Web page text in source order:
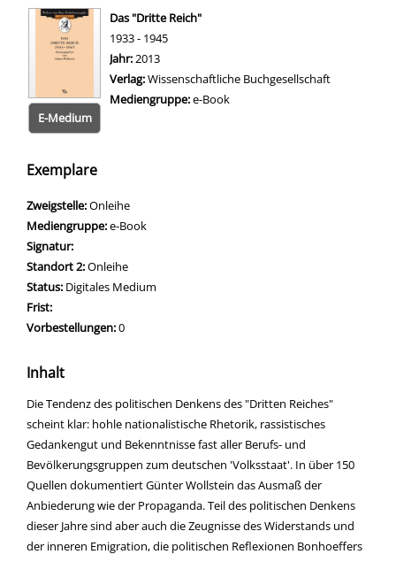
wird in neuem Tab geöffnet
E-Medium
Das "Dritte Reich"
1933 - 1945
Suche nach diesem Verfasser
Jahr: 2013
Verlag:Wissenschaftliche Buchgesellschaft
Mediengruppe:e-Book
Exemplare
Zweigstelle:Onleihe
Mediengruppe:e-Book
Signatur:
Standort 2:Onleihe
Status: Digitales Medium
Frist:
Vorbestellungen:0
Inhalt
Die Tendenz des politischen Denkens des "Dritten Reiches"
scheint klar: hohle nationalistische Rhetorik, rassistisches
Gedankengut und Bekenntnisse fast aller Berufs- und
Bevölkerungsgruppen zum deutschen 'Volksstaat'. In über 150
Quellen dokumentiert Günter Wollstein das Ausmaß der
Anbiederung wie der Propaganda. Teil des politischen Denkens
dieser Jahre sind aber auch die Zeugnisse des Widerstands und
der inneren Emigration, die politischen Reflexionen Bonhoeffers